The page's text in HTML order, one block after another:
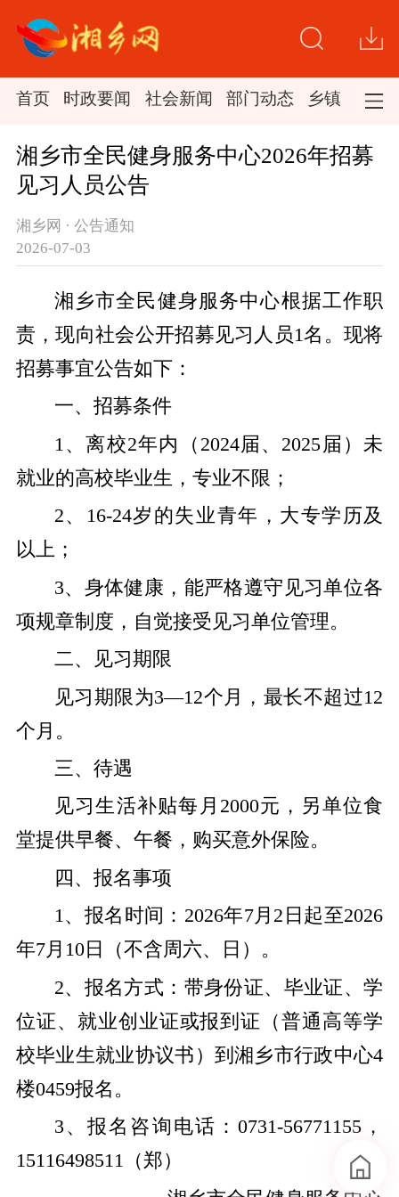
首页 时政要闻 社会新闻 部门动态 乡镇新闻
湘乡市全民健身服务中心2026年招募
见习人员公告
湘乡网 · 公告通知
2026-07-03
湘乡市全民健身服务中心根据工作职
责，现向社会公开招募见习人员1名。现将
招募事宜公告如下：
一、招募条件
1、离校2年内（2024届、2025届）未
就业的高校毕业生，专业不限；
2、16-24岁的失业青年，大专学历及
以上；
3、身体健康，能严格遵守见习单位各
项规章制度，自觉接受见习单位管理。
二、见习期限
见习期限为3—12个月，最长不超过12
个月。
三、待遇
见习生活补贴每月2000元，另单位食
堂提供早餐、午餐，购买意外保险。
四、报名事项
1、报名时间：2026年7月2日起至2026
年7月10日（不含周六、日）。
2、报名方式：带身份证、毕业证、学
位证、就业创业证或报到证（普通高等学
校毕业生就业协议书）到湘乡市行政中心4
楼0459报名。
3、报名咨询电话：0731-56771155，
15116498511（郑）